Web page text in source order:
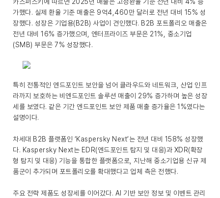
카스퍼스키에 따르면 2025년 매출은 고정환율 기준 전년 대비 4% 증
가했다. 실제 환율 기준 매출은 9억4,460만 달러로 전년 대비 15% 성
장했다. 성장은 기업용(B2B) 사업이 견인했다. B2B 포트폴리오 매출은
전년 대비 16% 증가했으며, 엔터프라이즈 부문은 21%, 중소기업
(SMB) 부문은 7% 성장했다.
특히 전통적인 엔드포인트 보안을 넘어 클라우드와 네트워크, 산업 인프
라까지 보호하는 비엔드포인트 솔루션 매출이 29% 증가하며 높은 성장
세를 보였다. 같은 기간 엔드포인트 보안 제품 매출 증가율은 1%였다는
설명이다.
차세대 B2B 플랫폼인 ‘Kaspersky Next’는 전년 대비 158% 성장했
다. Kaspersky Next는 EDR(엔드포인트 탐지 및 대응)과 XDR(확장
형 탐지 및 대응) 기능을 통합한 플랫폼으로, 지난해 중소기업용 신규 제
품군이 추가되며 포트폴리오를 확대했다고 업체 측은 전했다.
주요 전략 제품도 성장세를 이어갔다. AI 기반 보안 정보 및 이벤트 관리